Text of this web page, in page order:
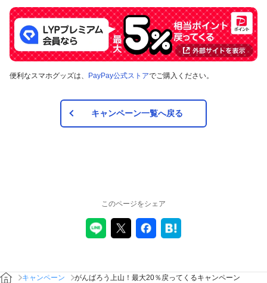
対象の支払方法
カード、PayPayあと払い（一括のみ）で、その他のお支払方
ックアップのみ対象で、それ以外は対象外です。
るPayPayボーナスの額が最大となるものが適用されま
複適用されることはありません。
本キャンペーンが適用される場合に、PayPay株式会社が
てのPayPayボーナスの付与率は、合計で支払額の66.5％
便利なスマホグッズは、 PayPay公式ストアでご購入ください。
キャンペーン一覧へ戻る
このページをシェア
キャンペーン がんばろう上山！最大20％戻ってくるキャンペーン